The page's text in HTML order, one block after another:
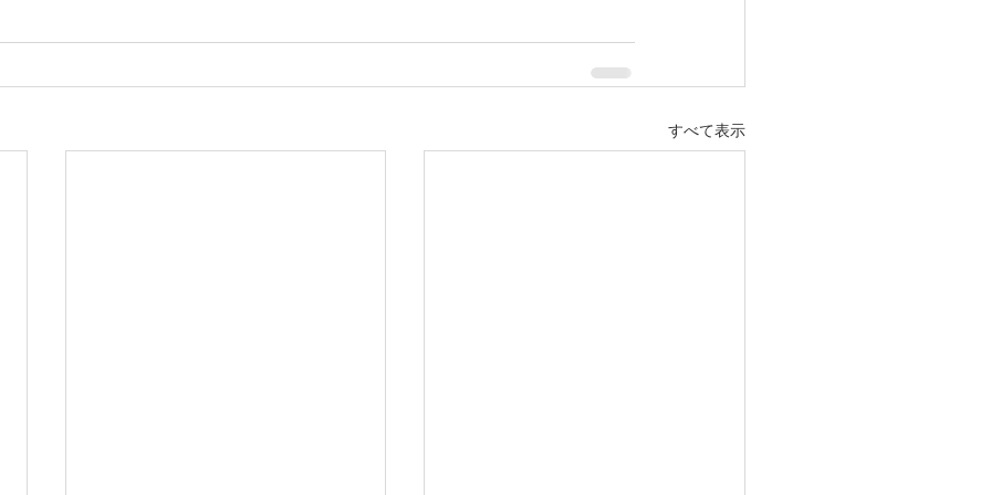
すべて表示